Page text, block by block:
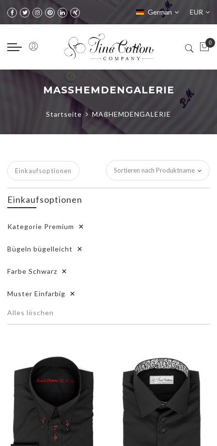
German
EUR
MASSHEMDENGALERIE
Startseite MAßHEMDENGALERIE
Einkaufsoptionen
Einkaufsoptionen
Kategorie Premium
Bügeln bügelleicht
Farbe Schwarz
Muster Einfarbig
Alles löschen